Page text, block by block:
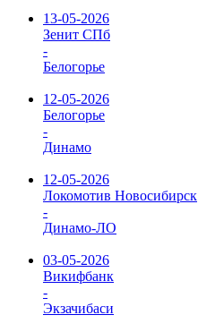
13-05-2026
Зенит СПб
-
Белогорье
12-05-2026
Белогорье
-
Динамо
12-05-2026
Локомотив Новосибирск
-
Динамо-ЛО
03-05-2026
Викифбанк
-
Экзачибаси